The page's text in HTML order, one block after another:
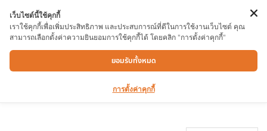
หลอดไฟ และอุปกรณ์ไฟฟ้า
เว็บไซต์นี้ใช้คุกกี้
เราใช้คุกกี้เพื่อเพิ่มประสิทธิภาพ และประสบการณ์ที่ดีในการใช้งานเว็บไซต์ คุณ
สามารถเลือกตั้งค่าความยินยอมการใช้คุกกี้ได้ โดยคลิก "การตั้งค่าคุกกี้"
ยอมรับทั้งหมด
การตั้งค่าคุกกี้